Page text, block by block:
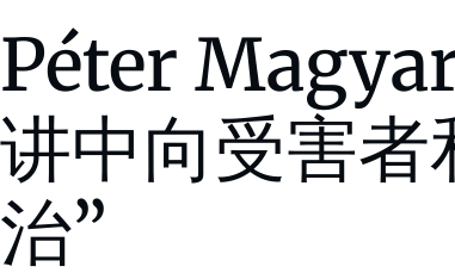
Péter
讲中向受害
治”